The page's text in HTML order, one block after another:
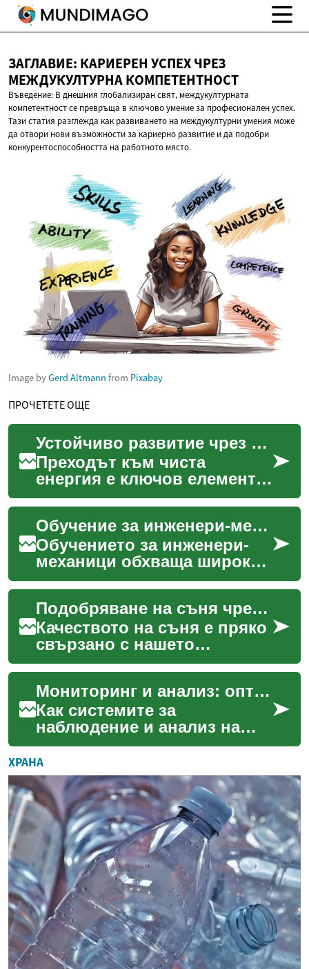
ЗАГЛАВИЕ: КАРИЕРЕН УСПЕХ ЧРЕЗ
МЕЖДУКУЛТУРНА КОМПЕТЕНТНОСТ
Въведение: В днешния глобализиран свят, междукултурната
компетентност се превръща в ключово умение за професионален успех.
Тази статия разглежда как развиването на междукултурни умения може
да отвори нови възможности за кариерно развитие и да подобри
конкурентоспособността на работното място.
Image byGerd Altmann from Pixabay
ПРОЧЕТЕТЕ ОЩЕ
Устойчиво развитие чрез чиста енергия
Преходът към чиста
енергия е ключов елемент
от глобалните усилия за
постигане на устойчиво
развитие и опазване на
пла...
Обучение за инженери-механици: учебни пътища и умения
Обучението за инженери-
механици обхваща широк
набор от теоретични
дисциплини и практическа
подготовка, целящи да
разв...
Подобряване на съня чрез правилен избор
Качеството на съня е пряко
свързано с нашето
цялостно здраве и
благополучие, оказвайки
влияние върху
настроението, пр...
Мониторинг и анализ: оптимизиране чрез данни
Как системите за
наблюдение и анализ на
фотоволтаични инсталации
използват данни, за да
подобрят
производителността, ...
ХРАНА